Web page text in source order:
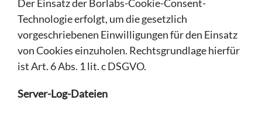
Der Einsatz der Borlabs-Cookie-Consent-
Technologie erfolgt, um die gesetzlich
vorgeschriebenen Einwilligungen für den Einsatz
von Cookies einzuholen. Rechtsgrundlage hierfür
ist Art. 6 Abs. 1 lit. c DSGVO.
Server-Log-Dateien